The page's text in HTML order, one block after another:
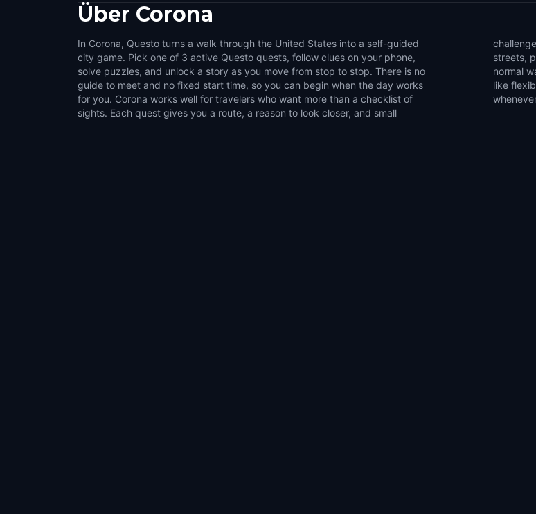
Über Corona
In Corona, Questo turns a walk through the United States into a self-guided
city game. Pick one of 3 active Questo quests, follow clues on your phone,
solve puzzles, and unlock a story as you move from stop to stop. There is no
guide to meet and no fixed start time, so you can begin when the day works
for you. Corona works well for travelers who want more than a checklist of
sights. Each quest gives you a route, a reason to look closer, and small
challenges that make the city feel interactive. Use the game to notice side
streets, public squares, local stories, and the details that are easy to miss on a
normal walk. It suits couples, families, groups of friends, and solo explorers who
like flexible outdoor activities. Choose a compact set of walking games, pause